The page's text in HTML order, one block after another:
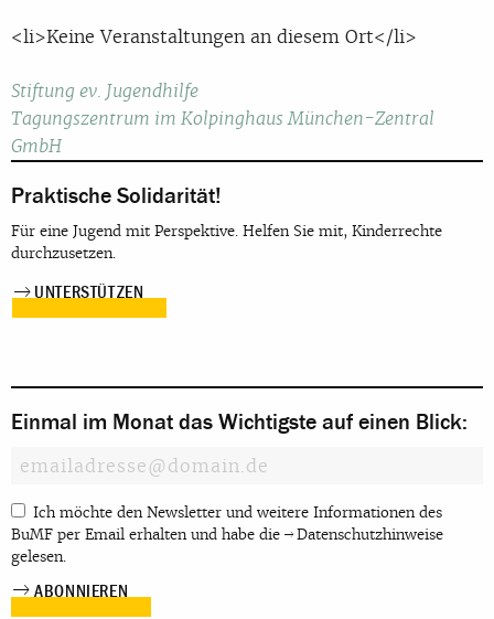
<li>Keine Veranstaltungen an diesem Ort</li>
Beitragsnavigation
Stiftung ev. Jugendhilfe
Tagungszentrum im Kolpinghaus München-Zentral
GmbH
Praktische Solidarität!
Für eine Jugend mit Perspektive. Helfen Sie mit, Kinderrechte
durchzusetzen.
UNTERSTÜTZEN
Einmal im Monat das Wichtigste auf einen Blick:
Ich möchte den Newsletter und weitere Informationen des
BuMF per Email erhalten und habe die
Datenschutzhinweise
gelesen.